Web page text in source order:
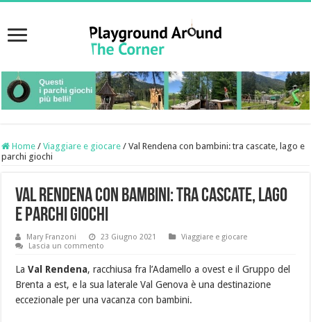
Home / Viaggiare e giocare / Val Rendena con bambini: tra cascate, lago e
parchi giochi
Val Rendena con bambini: tra cascate, lago
e parchi giochi
Mary Franzoni 23 Giugno 2021
Viaggiare e giocare
Lascia un commento
LaVal Rendena, racchiusa fra l’Adamello a ovest e il Gruppo del
Brenta a est, e la sua laterale Val Genova è una destinazione
eccezionale per una vacanza con bambini.